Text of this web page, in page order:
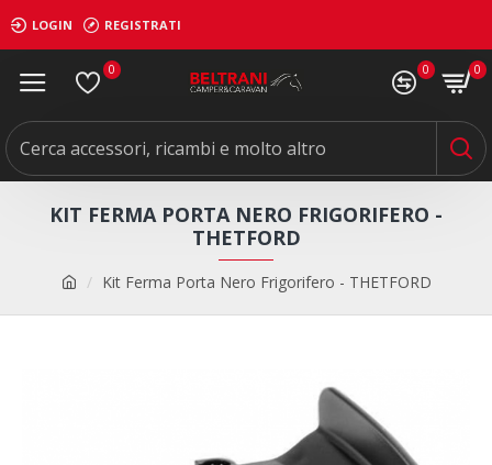
LOGIN REGISTRATI
0 0 0
Kit Ferma Porta Nero Frigorifero - THETFORD
KIT FERMA PORTA NERO FRIGORIFERO -
THETFORD